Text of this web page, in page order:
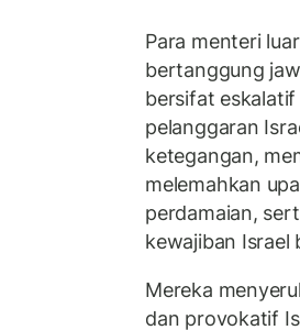
Para menteri
bertanggung
bersifat
pelanggaran
ketegangan,
melemahkan
perdamaian,
kewajiban Israel
Mereka
dan provokatif